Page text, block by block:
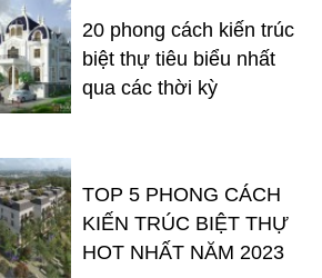
20 phong cách kiến trúc
biệt thự tiêu biểu nhất
qua các thời kỳ
TOP 5 PHONG CÁCH
KIẾN TRÚC BIỆT THỰ
HOT NHẤT NĂM 2023